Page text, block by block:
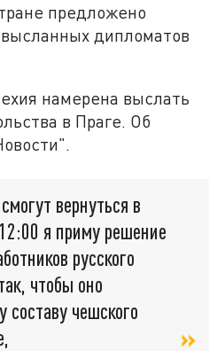
предложено
дипломатов
намерена выслать
в Праге. Об
вернуться в
я приму решение
русского
чтобы оно
чешского